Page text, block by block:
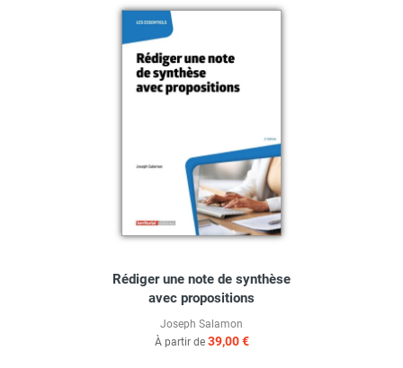
Rédiger une note de synthèse
avec propositions
Joseph Salamon
À partir de 39,00 €